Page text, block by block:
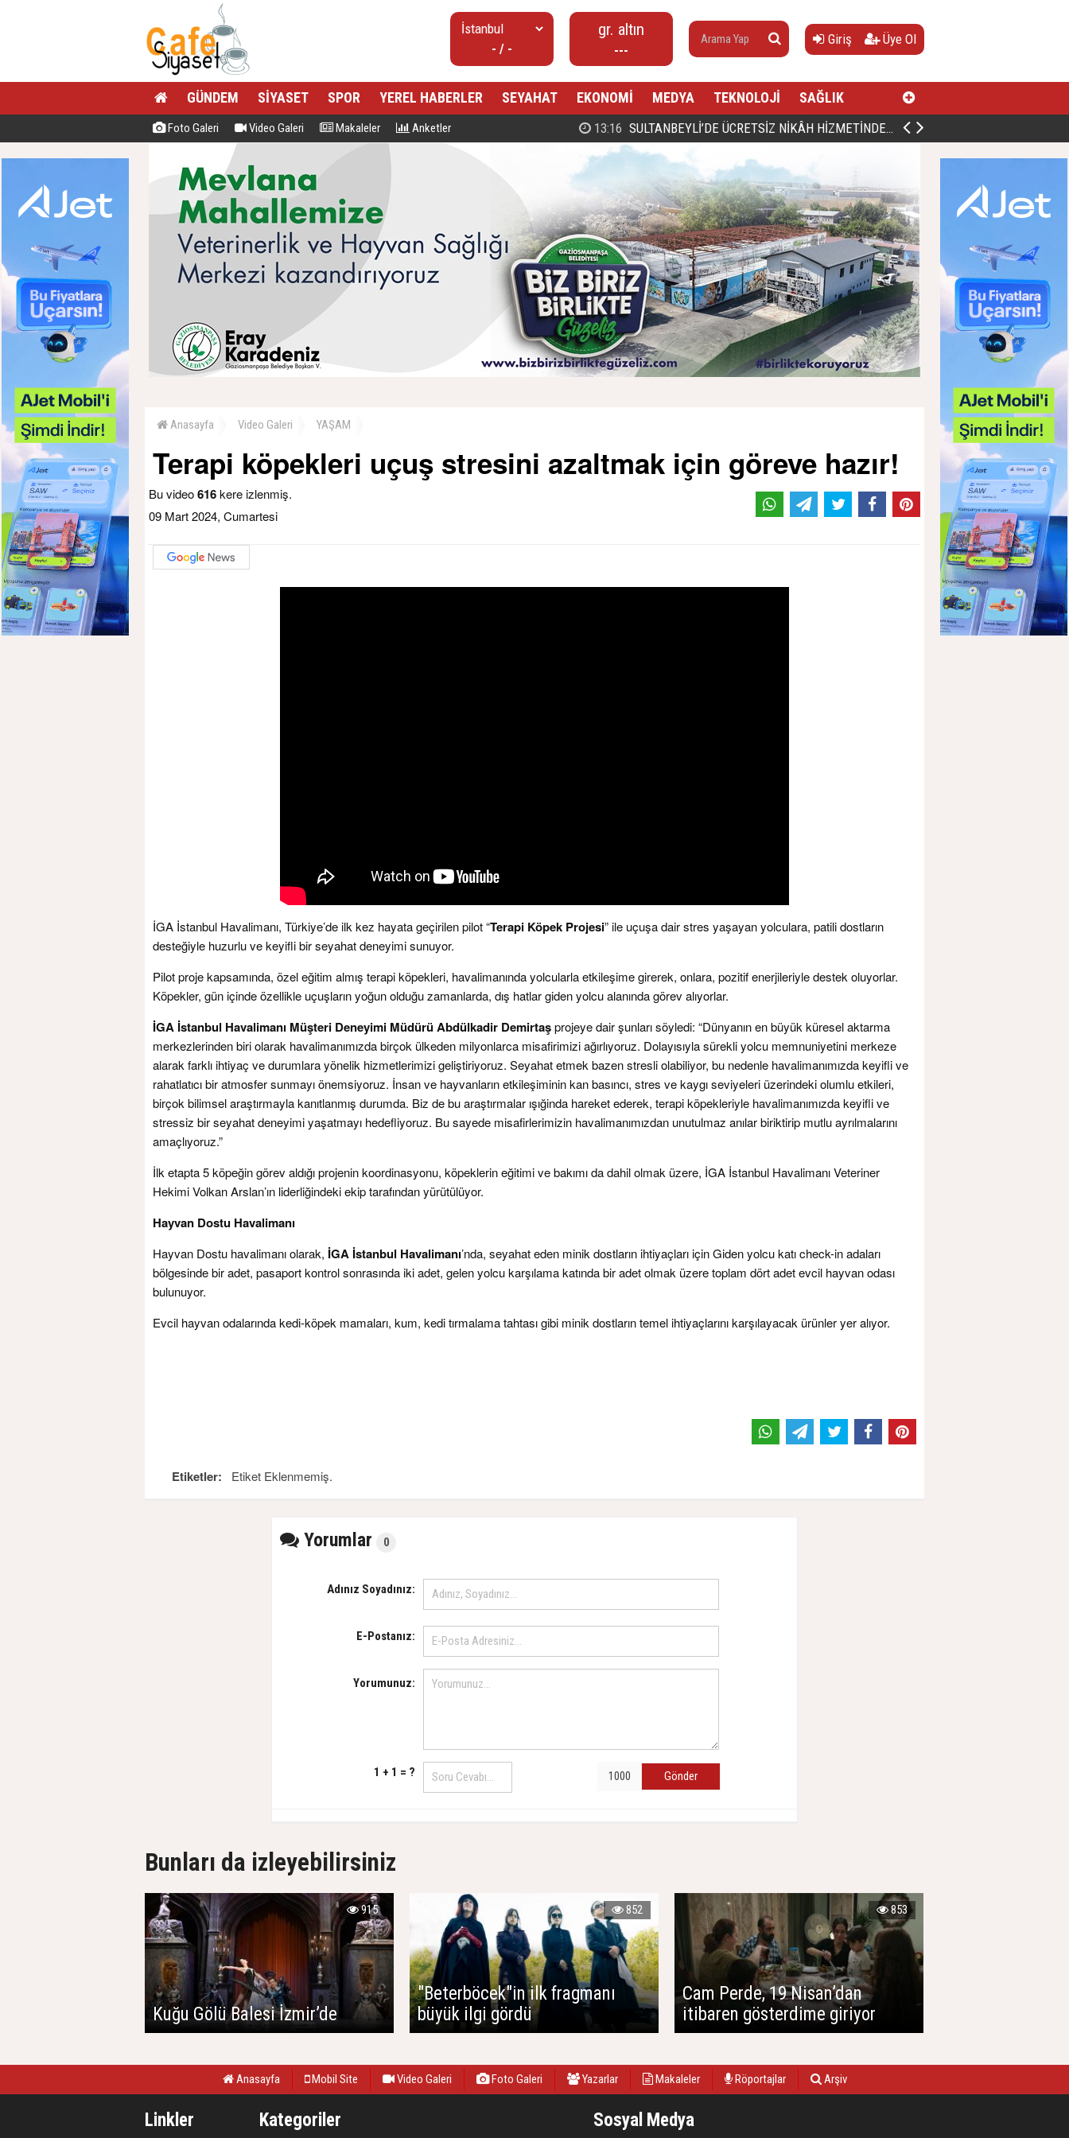
- / -
gr. altın
---
Giriş Üye Ol
GÜNDEM SİYASET SPOR YEREL HABERLER SEYAHAT EKONOMİ MEDYA TEKNOLOJİ SAĞLIK
Foto Galeri Video Galeri Makaleler Anketler 00:27 PROF. DR. MAHMUD ESAD COŞAN, DOĞUMUNUN HİCRÎ 91. YILINDA ELAZIĞ'DA YÂD EDİLECEK
Anasayfa Video Galeri YAŞAM
Terapi köpekleri uçuş stresini azaltmak için göreve hazır!
Bu video616kere izlenmiş.
09 Mart 2024, Cumartesi
İGA İstanbul Havalimanı, Türkiye’de ilk kez hayata geçirilen pilot “Terapi Köpek Projesi” ile uçuşa dair stres yaşayan yolculara, patili dostların
desteğiyle huzurlu ve keyifli bir seyahat deneyimi sunuyor.
Pilot proje kapsamında, özel eğitim almış terapi köpekleri, havalimanında yolcularla etkileşime girerek, onlara, pozitif enerjileriyle destek oluyorlar.
Köpekler, gün içinde özellikle uçuşların yoğun olduğu zamanlarda, dış hatlar giden yolcu alanında görev alıyorlar.
İGA İstanbul Havalimanı Müşteri Deneyimi Müdürü Abdülkadir Demirtaşprojeye dair şunları söyledi: “Dünyanın en büyük küresel aktarma
merkezlerinden biri olarak havalimanımızda birçok ülkeden milyonlarca misafirimizi ağırlıyoruz. Dolayısıyla sürekli yolcu memnuniyetini merkeze
alarak farklı ihtiyaç ve durumlara yönelik hizmetlerimizi geliştiriyoruz. Seyahat etmek bazen stresli olabiliyor, bu nedenle havalimanımızda keyifli ve
rahatlatıcı bir atmosfer sunmayı önemsiyoruz. İnsan ve hayvanların etkileşiminin kan basıncı, stres ve kaygı seviyeleri üzerindeki olumlu etkileri,
birçok bilimsel araştırmayla kanıtlanmış durumda. Biz de bu araştırmalar ışığinda hareket ederek, terapi köpekleriyle havalimanımızda keyifli ve
stressiz bir seyahat deneyimi yaşatmayı hedefliyoruz. Bu sayede misafirlerimizin havalimanımızdan unutulmaz anılar biriktirip mutlu ayrılmalarını
amaçlıyoruz.”
İlk etapta 5 köpeğin görev aldığı projenin koordinasyonu, köpeklerin eğitimi ve bakımı da dahil olmak üzere, İGA İstanbul Havalimanı Veteriner
Hekimi Volkan Arslan’ın liderliğindeki ekip tarafından yürütülüyor.
Hayvan Dostu Havalimanı
Hayvan Dostu havalimanı olarak, İGA İstanbul Havalimanı’nda, seyahat eden minik dostların ihtiyaçları için Giden yolcu katı check-in adaları
bölgesinde bir adet, pasaport kontrol sonrasında iki adet, gelen yolcu karşılama katında bir adet olmak üzere toplam dört adet evcil hayvan odası
bulunuyor.
Evcil hayvan odalarında kedi-köpek mamaları, kum, kedi tırmalama tahtası gibi minik dostların temel ihtiyaçlarını karşılayacak ürünler yer alıyor.
Etiketler: Etiket Eklenmemiş.
Yorumlar 0
Adınız Soyadınız:
E-Postanız:
Yorumunuz:
1 + 1 = ? Gönder
Bunları da izleyebilirsiniz
Kuğu Gölü Balesi İzmir’de
915
"Beterböcek"in ilk fragmanı
büyük ilgi gördü
852
Cam Perde, 19 Nisan’dan
itibaren gösterdime giriyor
853
Anasayfa Mobil Site Video Galeri Foto Galeri Yazarlar Makaleler Röportajlar Arşiv
Linkler Kategoriler Sosyal Medya